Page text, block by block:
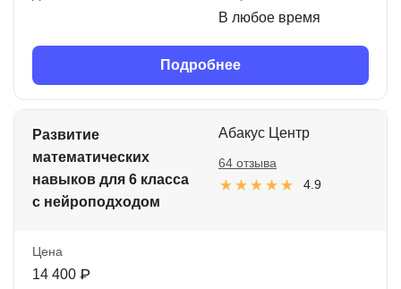
В любое время
Подробнее
Развитие
математических
навыков для 6 класса
с нейроподходом
Абакус Центр
4.9
64 отзыва
Цена
14 400 ₽